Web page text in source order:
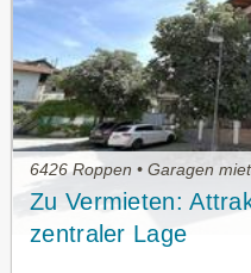
6426 Roppen • Garagen
Zu Vermieten:
zentraler Lage